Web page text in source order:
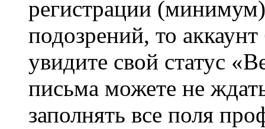
регистрации
подозрений, то
увидите свой статус
письма можете не
заполнять все поля